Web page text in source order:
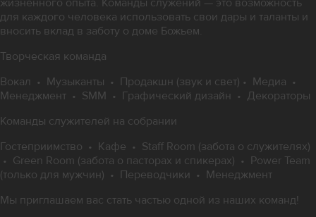
для каждого человека использовать свои дары и таланты и
вносить вклад в заботу о доме Божьем.
Творческая команда
Вокал • Музыканты • Продакшн (звук и свет) • Медиа •
Менеджмент • SMM • Графический дизайн • Декораторы
Команды служителей на собрании
Гостеприимство • Кафе • Staff Room (забота о служителях)
• Green Room (забота о пасторах и спикерах) • Power Team
(только для мужчин) • Переводчики • Менеджмент
Мы приглашаем вас стать частью одной из наших команд!